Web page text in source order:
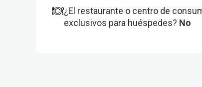
¿El restaurante o centro de
exclusivos para huéspedes? No